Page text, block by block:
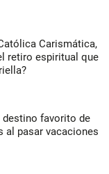
Carismática,
retiro espiritual que
destino favorito de
al pasar vacaciones